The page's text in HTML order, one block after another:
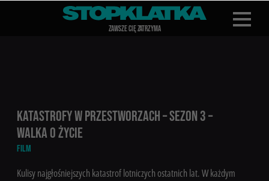
ZAWSZE CIĘ ZATRZYMA
KATASTROFY W PRZESTWORZACH – SEZON 3 –
WALKA O ŻYCIE
FILM
Kulisy najgłośniejszych katastrof lotniczych ostatnich lat. W każdym